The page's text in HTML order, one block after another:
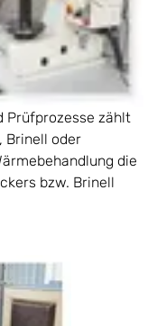
Prüfprozesse zählt
Brinell oder
die
bzw. Brinell